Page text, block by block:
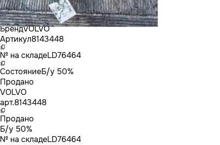
БрендVOLVO
Артикул8143448
№ на складеLD76464
СостояниеБ/у 50%
Продано
VOLVO
арт.8143448
Продано
Б/у 50%
№ на складеLD76464